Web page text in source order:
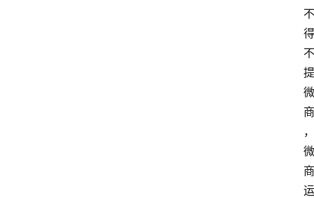
不
得
不
提
微
商
，
微
商
运